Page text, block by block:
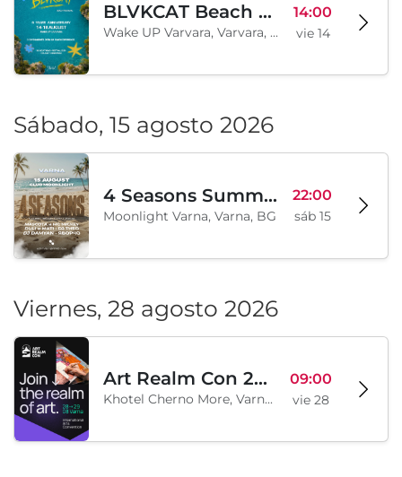
BLVKCAT Beach Festival 2026, Wake up Varvara
Wake UP Varvara, Varvara, BG
14:00
vie 14
Sábado, 15 agosto 2026
4 Seasons Summer Edition
Moonlight Varna, Varna, BG
22:00
sáb 15
Viernes, 28 agosto 2026
Art Realm Con 2026
Khotel Cherno More, Varna, BG
09:00
vie 28